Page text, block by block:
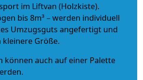
im Liftvan (Holzkiste).
bis 8m³ – werden individuell
Umzugsguts angefertigt und
kleinere Größe.
können auch auf einer Palette